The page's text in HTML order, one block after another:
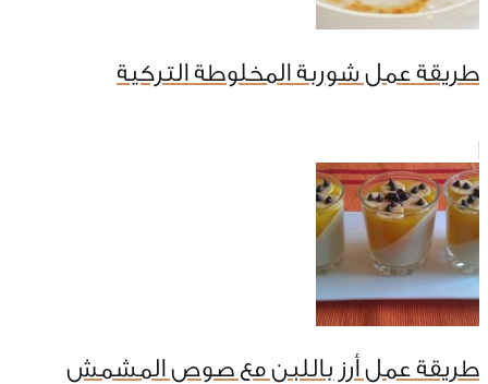
طريقة عمل شوربة المخلوطة التركية
طريقة عمل أرز باللبن مع صوص المشمش